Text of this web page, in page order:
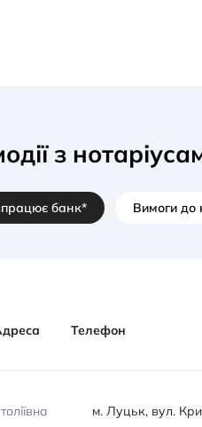
з
банк* Вимоги до
Телефон
м. Луцьк, вул.